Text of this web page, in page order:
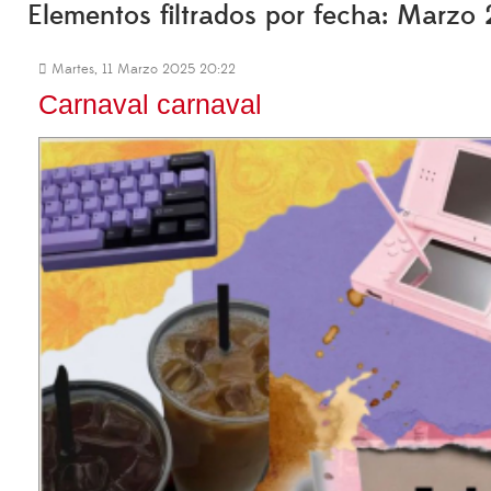
Elementos filtrados por fecha: Marzo
Martes, 11 Marzo 2025 20:22
Carnaval carnaval